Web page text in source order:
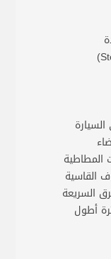
القاسية
السريعة
أطول